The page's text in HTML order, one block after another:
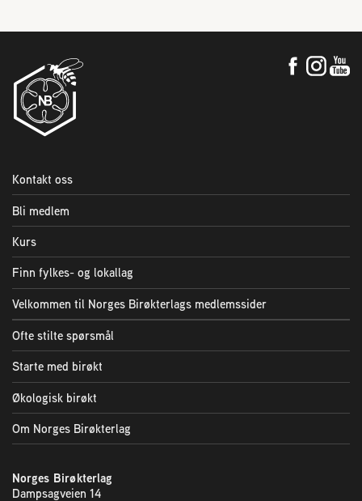
Lover og regler
Sjekkliste for kjøp og salg av bier
Sykdom hos bier
Sukkeravgiftsrefusjon
Prosjekter
Norges Birøkterlags standpunkt
Min side (Rubic)
Dampsagveien 14
Kontakt oss
Bli medlem
Kurs
Finn fylkes- og lokallag
Velkommen til Norges Birøkterlags medlemssider
Ofte stilte spørsmål
Starte med birøkt
Økologisk birøkt
Om Norges Birøkterlag
Norges Birøkterlag
Dampsagveien 14